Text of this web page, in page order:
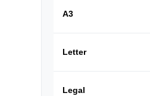
A3
Letter
Legal